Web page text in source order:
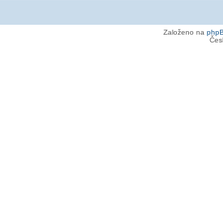
Založeno na